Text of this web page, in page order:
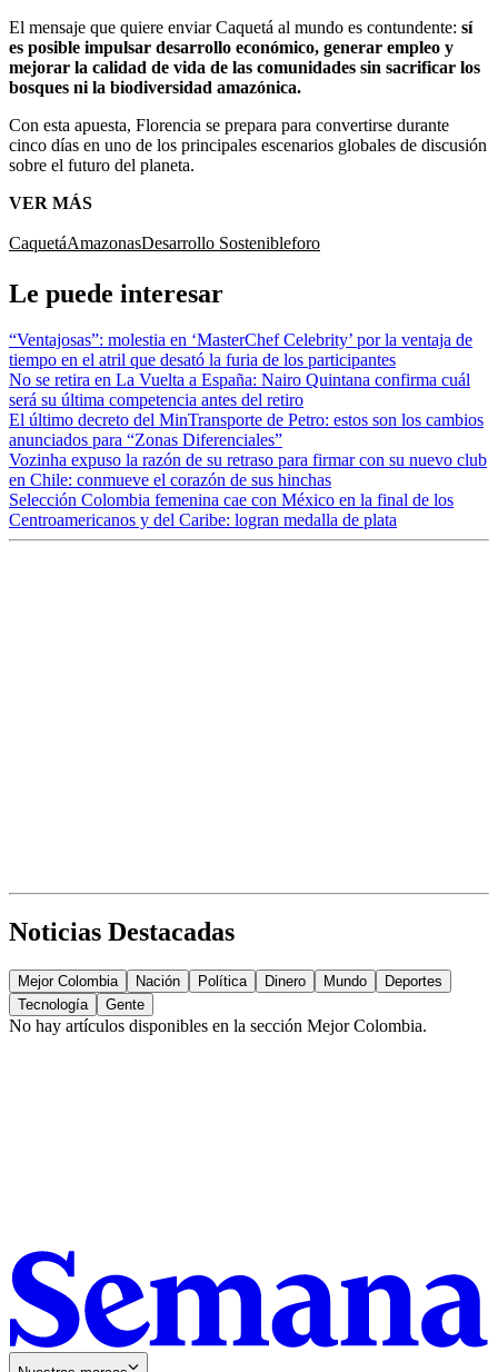
El mensaje que quiere enviar Caquetá al mundo es contundente: sí
es posible impulsar desarrollo económico, generar empleo y
mejorar la calidad de vida de las comunidades sin sacrificar los
bosques ni la biodiversidad amazónica.
Con esta apuesta, Florencia se prepara para convertirse durante
cinco días en uno de los principales escenarios globales de discusión
sobre el futuro del planeta.
VER MÁS
CaquetáAmazonasDesarrollo Sostenibleforo
Le puede interesar
“Ventajosas”: molestia en ‘MasterChef Celebrity’ por la ventaja de
tiempo en el atril que desató la furia de los participantes
No se retira en La Vuelta a España: Nairo Quintana confirma cuál
será su última competencia antes del retiro
El último decreto del MinTransporte de Petro: estos son los cambios
anunciados para “Zonas Diferenciales”
Vozinha expuso la razón de su retraso para firmar con su nuevo club
en Chile: conmueve el corazón de sus hinchas
Selección Colombia femenina cae con México en la final de los
Centroamericanos y del Caribe: logran medalla de plata
Noticias Destacadas
Mejor Colombia Nación Política Dinero Mundo
Deportes
Tecnología
Gente
No hay artículos disponibles en la sección Mejor Colombia.